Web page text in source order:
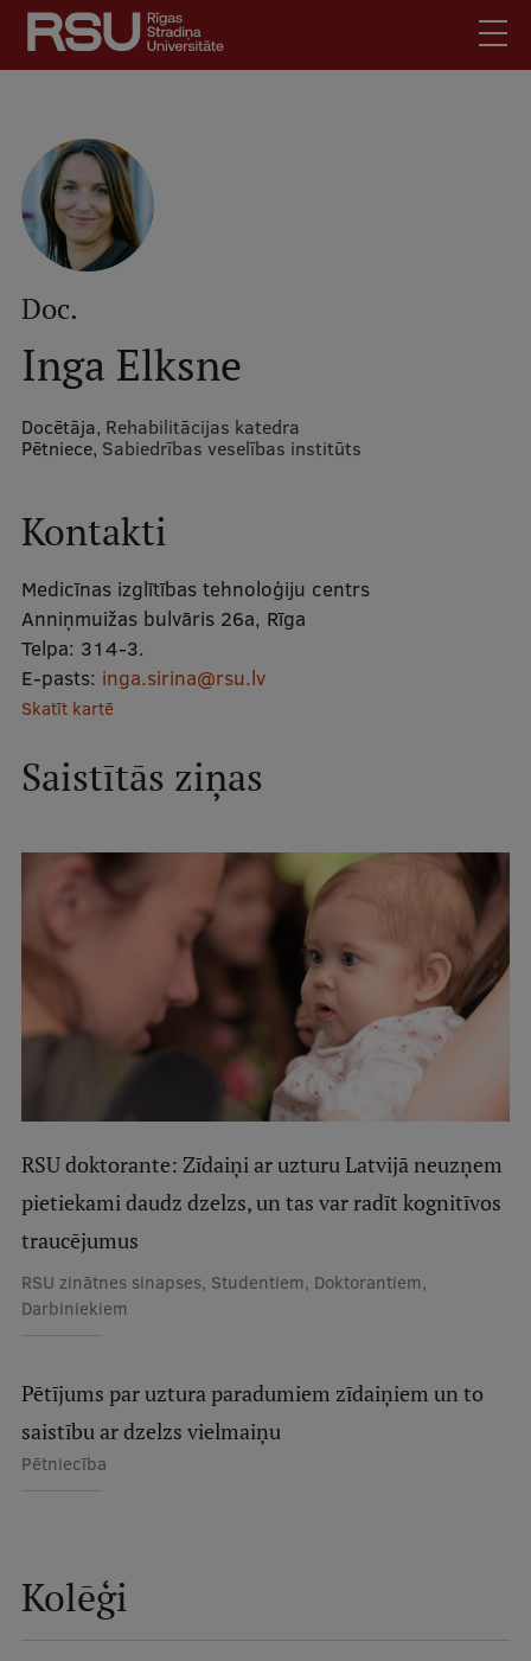
Pārlekt
galveno
saturu
Latviski
Meklēt Mobile
augšējā
izvēlne
Skolēniem
Studentiem
Darba devējiem
Kontakti
galvenā
izvēlne
Studiju iespējas
Pamatstudiju programmas
Doktorantūra
Uzņemšana
Praktiska informācija
Par RSU
Studentu dzīve
Studiju norises vietas
Fakultātes
Mūsu cilvēki
Stratēģija
Vēsture un tradīcijas
Identitāte
Muzeji un ekspozīcijas
Ģerbonis
Doc.
Inga Elksne
Docētāja, Rehabilitācijas katedra
Pētniece, Sabiedrības veselības institūts
Kontakti
Medicīnas izglītības tehnoloģiju centrs
Anniņmuižas bulvāris 26a, Rīga
Telpa: 314-3.
E-pasts: inga.sirina@rsu.lv
Skatīt kartē
Saistītās ziņas
RSU doktorante: Zīdaiņi ar uzturu Latvijā neuzņem
pietiekami daudz dzelzs, un tas var radīt kognitīvos
traucējumus
RSU zinātnes sinapses, Studentiem, Doktorantiem,
Darbiniekiem
Pētījums par uztura paradumiem zīdaiņiem un to
saistību ar dzelzs vielmaiņu
Pētniecība
Kolēģi